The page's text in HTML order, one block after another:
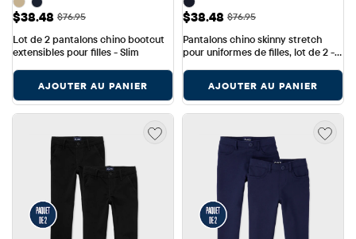
Prix ​​de vente: $38.48
$38.48 Prix ​​d'origine: $76.95
$76.95
Lot de 2 pantalons chino bootcut
extensibles pour filles - Slim
AJOUTER AU PANIER
Prix ​​de vente: $38.48
$38.48 Prix ​​d'origine: $76.95
$76.95
Pantalons chino skinny stretch
pour uniformes de filles, lot de 2 -
AJOUTER AU PANIER